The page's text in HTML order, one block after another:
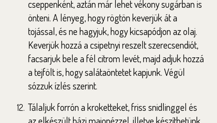
cseppenként, aztán már lehet vékony sugárban is
önteni. A lényeg, hogy rögtön keverjük át a
tojással, és ne hagyjuk, hogy kicsapódjon az olaj.
Keverjük hozzá a csipetnyi reszelt szerecsendiót,
facsarjuk bele a fél citrom levét, majd adjuk hozzá
a tejfölt is, hogy salátaöntetet kapjunk. Végül
sózzuk ízlés szerint.
Tálaljuk forrón a kroketteket, friss snidlinggel és